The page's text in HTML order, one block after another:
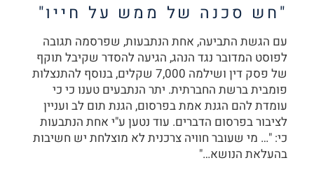
"חש סכנה של ממש על חייו"
עם הגשת התביעה, אחת הנתבעות, שפרסמה תגובה
לפוסט המדובר נגד הנהג, הגיעה להסדר שקיבל תוקף
של פסק דין ושילמה 7,000 שקלים, בנוסף להתנצלות
פומבית ברשת החברתית. יתר הנתבעים טענו כי כי
עומדת להם הגנת אמת בפרסום, הגנת תום לב ועניין
לציבור בפרסום הדברים. עוד נטען ע"י אחת הנתבעות
כי: "… מי שעובר חוויה צרכנית לא מוצלחת יש חשיבות
בהעלאת הנושא…"